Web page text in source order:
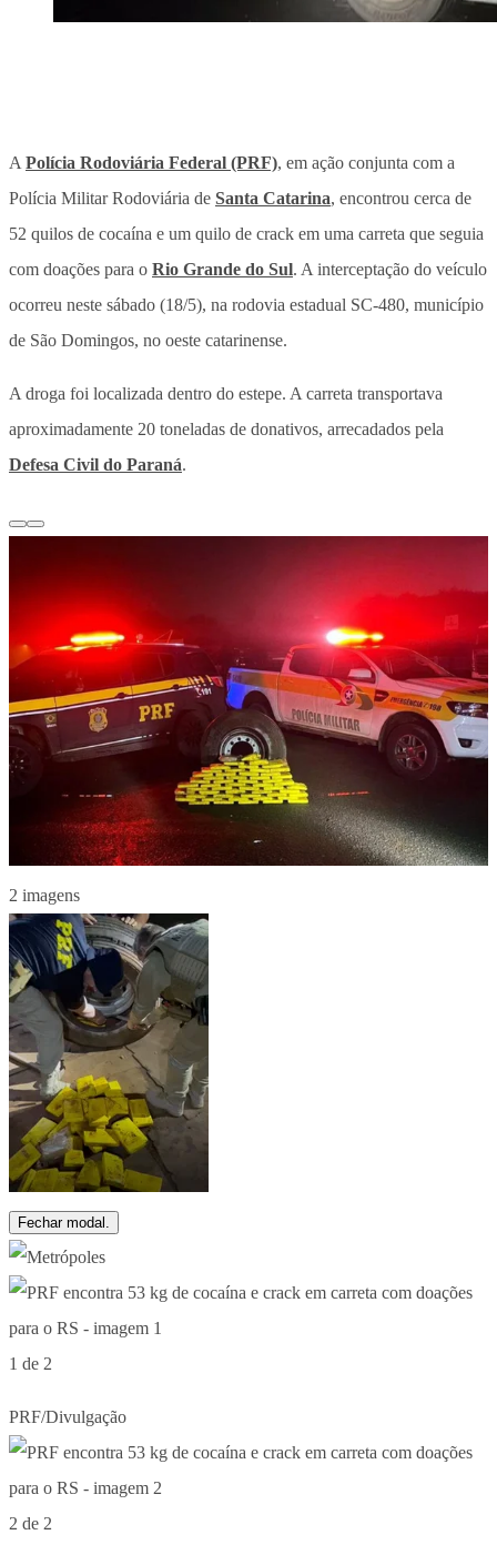
A Polícia Rodoviária Federal (PRF), em ação conjunta com a
Polícia Militar Rodoviária de Santa Catarina, encontrou cerca de
52 quilos de cocaína e um quilo de crack em uma carreta que seguia
com doações para o Rio Grande do Sul. A interceptação do veículo
ocorreu neste sábado (18/5), na rodovia estadual SC-480, município
de São Domingos, no oeste catarinense.
A droga foi localizada dentro do estepe. A carreta transportava
aproximadamente 20 toneladas de donativos, arrecadados pela
Defesa Civil do Paraná.
2 imagens
Fechar modal.
1 de 2
PRF/Divulgação
2 de 2